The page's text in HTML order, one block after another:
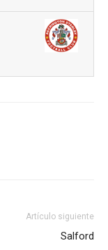
Artículo siguiente
Salford